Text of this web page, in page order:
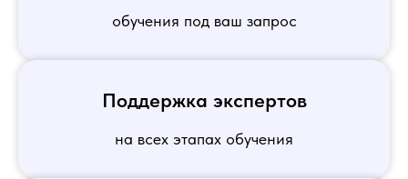
обучения под ваш запрос
Поддержка экспертов
на всех этапах обучения